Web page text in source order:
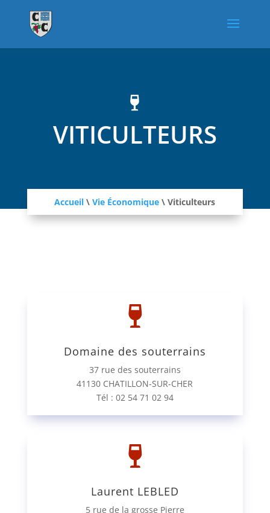

VITICULTEURS
Accueil \Vie Économique \Viticulteurs

Domaine des souterrains
37 rue des souterrains
41130 CHATILLON-SUR-CHER
Tél : 02 54 71 02 94

Laurent LEBLED
5 rue de la grosse Pierre